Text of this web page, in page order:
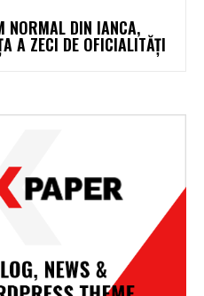
NORMAL DIN IANCA,
A ZECI DE OFICIALITĂȚI